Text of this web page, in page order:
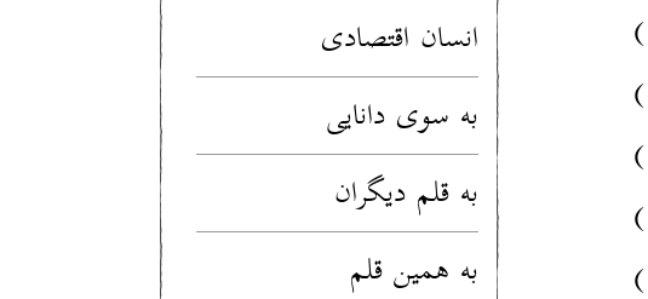
انسان اقتصادی
به سوی دانایی
به قلم دیگران
به همین قلم